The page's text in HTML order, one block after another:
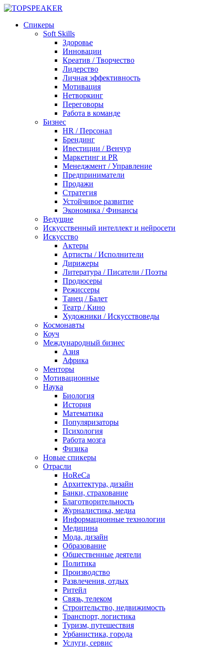
Спикеры
Soft Skills
Здоровье
Инновации
Креатив / Творчество
Лидерство
Личная эффективность
Мотивация
Нетворкинг
Переговоры
Работа в команде
Бизнес
HR / Персонал
Брендинг
Ивестиции / Венчур
Маркетинг и PR
Менеджмент / Управление
Предприниматели
Продажи
Стратегия
Устойчивое развитие
Экономика / Финансы
Ведущие
Искусственный интеллект и нейросети
Искусство
Актеры
Артисты / Исполнители
Дирижеры
Литература / Писатели / Поэты
Продюсеры
Режиссеры
Танец / Балет
Театр / Кино
Художники / Искусствоведы
Космонавты
Коуч
Международный бизнес
Азия
Африка
Менторы
Мотивационные
Наука
Биология
История
Математика
Популяризаторы
Психология
Работа мозга
Физика
Новые спикеры
Отрасли
HoReCa
Архитектура, дизайн
Банки, страхование
Благотворительность
Журналистика, медиа
Информационные технологии
Медицина
Мода, дизайн
Образование
Общественные деятели
Политика
Производство
Развлечения, отдых
Ритейл
Связь, телеком
Строительство, недвижимость
Транспорт, логистика
Туризм, путешествия
Урбанистика, города
Услуги, сервис